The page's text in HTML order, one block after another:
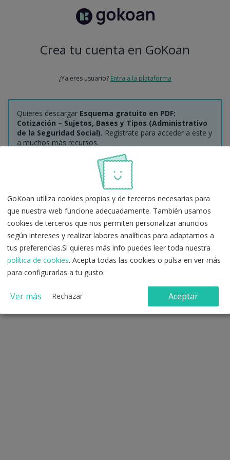
Crea tu cuenta en GoKoan
¿Ya eres usuario? Entra a la plataforma
Quieres descargar Esquema gratuito en PDF:
Cotización – Sujetos, Bases y Tipos (Administrativo
de la Seguridad Social). Regístrate para acceder a este y
a muchos más recursos.
Regístrate con Google
O
Registro con correo electrónico
GoKoan utiliza cookies propias y de terceros necesarias para
que nuestra web funcione adecuadamente. También usamos
cookies de terceros que nos permiten personalizar anuncios
según intereses y realizar labores analíticas para adaptarnos a
tus preferencias.Si quieres más info puedes leer toda nuestra
política de cookies. Acepta todas las cookies o pulsa en ver más
para configurarlas a tu gusto.
Ver más Rechazar Aceptar